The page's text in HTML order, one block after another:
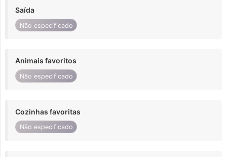
Saída
Não especificado
Animais favoritos
Não especificado
Cozinhas favoritas
Não especificado